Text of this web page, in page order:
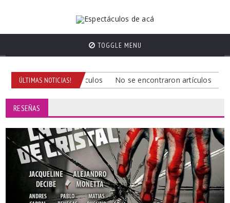
TOGGLE MENU
ÚLTIMAS NOTICIAS!
No se encontraron artículos No se encontraron artículos
RESEÑAS